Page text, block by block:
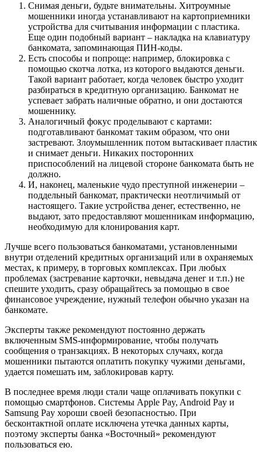
Снимая деньги, будьте внимательны. Хитроумные
мошенники иногда устанавливают на картоприемники
устройства для считывания информации с пластика.
Еще один подобный вариант – накладка на клавиатуру
банкомата, запоминающая ПИН-коды.
Есть способы и попроще: например, блокировка с
помощью скотча лотка, из которого выдаются деньги.
Такой вариант работает, когда человек быстро уходит
разбираться в кредитную организацию. Банкомат не
успевает забрать наличные обратно, и они достаются
мошеннику.
Аналогичный фокус проделывают с картами:
подготавливают банкомат таким образом, что они
застревают. Злоумышленник потом вытаскивает пластик
и снимает деньги. Никаких посторонних
приспособлений на лицевой стороне банкомата быть не
должно.
И, наконец, маленькие чудо преступной инженерии –
поддельный банкомат, практически неотличимый от
настоящего. Такие устройства денег, естественно, не
выдают, зато предоставляют мошенникам информацию,
необходимую для клонирования карт.
Лучше всего пользоваться банкоматами, установленными
внутри отделений кредитных организаций или в охраняемых
местах, к примеру, в торговых комплексах. При любых
проблемах (застревание карточки, невыдача денег и т.п.) не
спешите уходить, сразу обращайтесь за помощью в свое
финансовое учреждение, нужный телефон обычно указан на
банкомате.
Эксперты также рекомендуют постоянно держать
включенным SMS-информирование, чтобы получать
сообщения о транзакциях. В некоторых случаях, когда
мошенники пытаются оплатить покупку чужими деньгами,
удается помешать им, заблокировав карту.
В последнее время люди стали чаще оплачивать покупки с
помощью смартфонов. Системы Apple Pay, Android Pay и
Samsung Pay хороши своей безопасностью. При
бесконтактной оплате исключена утечка данных карты,
поэтому эксперты банка «Восточный» рекомендуют
пользоваться ею.